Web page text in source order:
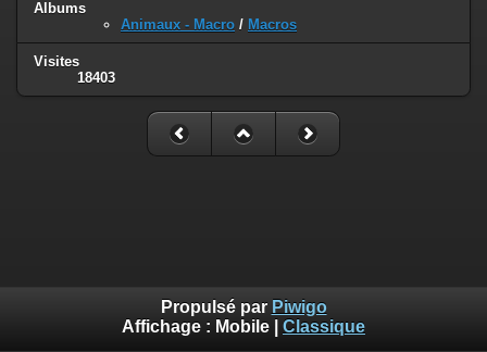
Albums
Animaux - Macro / Macros
Visites
18403
Propulsé par Piwigo
Affichage : Mobile Classique